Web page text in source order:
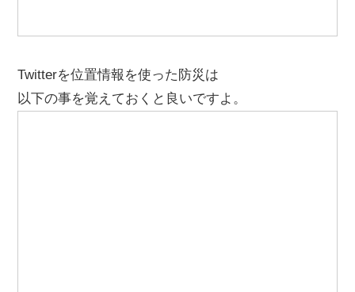
Twitterを位置情報を使った防災は
以下の事を覚えておくと良いですよ。